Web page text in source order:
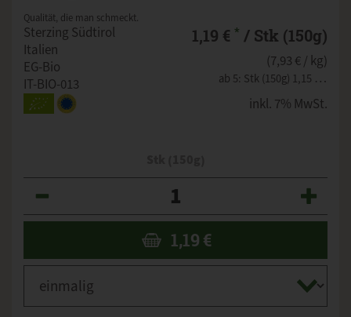
Qualität, die man schmeckt.
Sterzing Südtirol
Italien
EG-Bio
IT-BIO-013
1,19 € * / Stk (150g)
(7,93 € / kg)
ab 5: Stk (150g) 1,15 € (7,67 € / kg)
inkl. 7% MwSt.
1,19 €